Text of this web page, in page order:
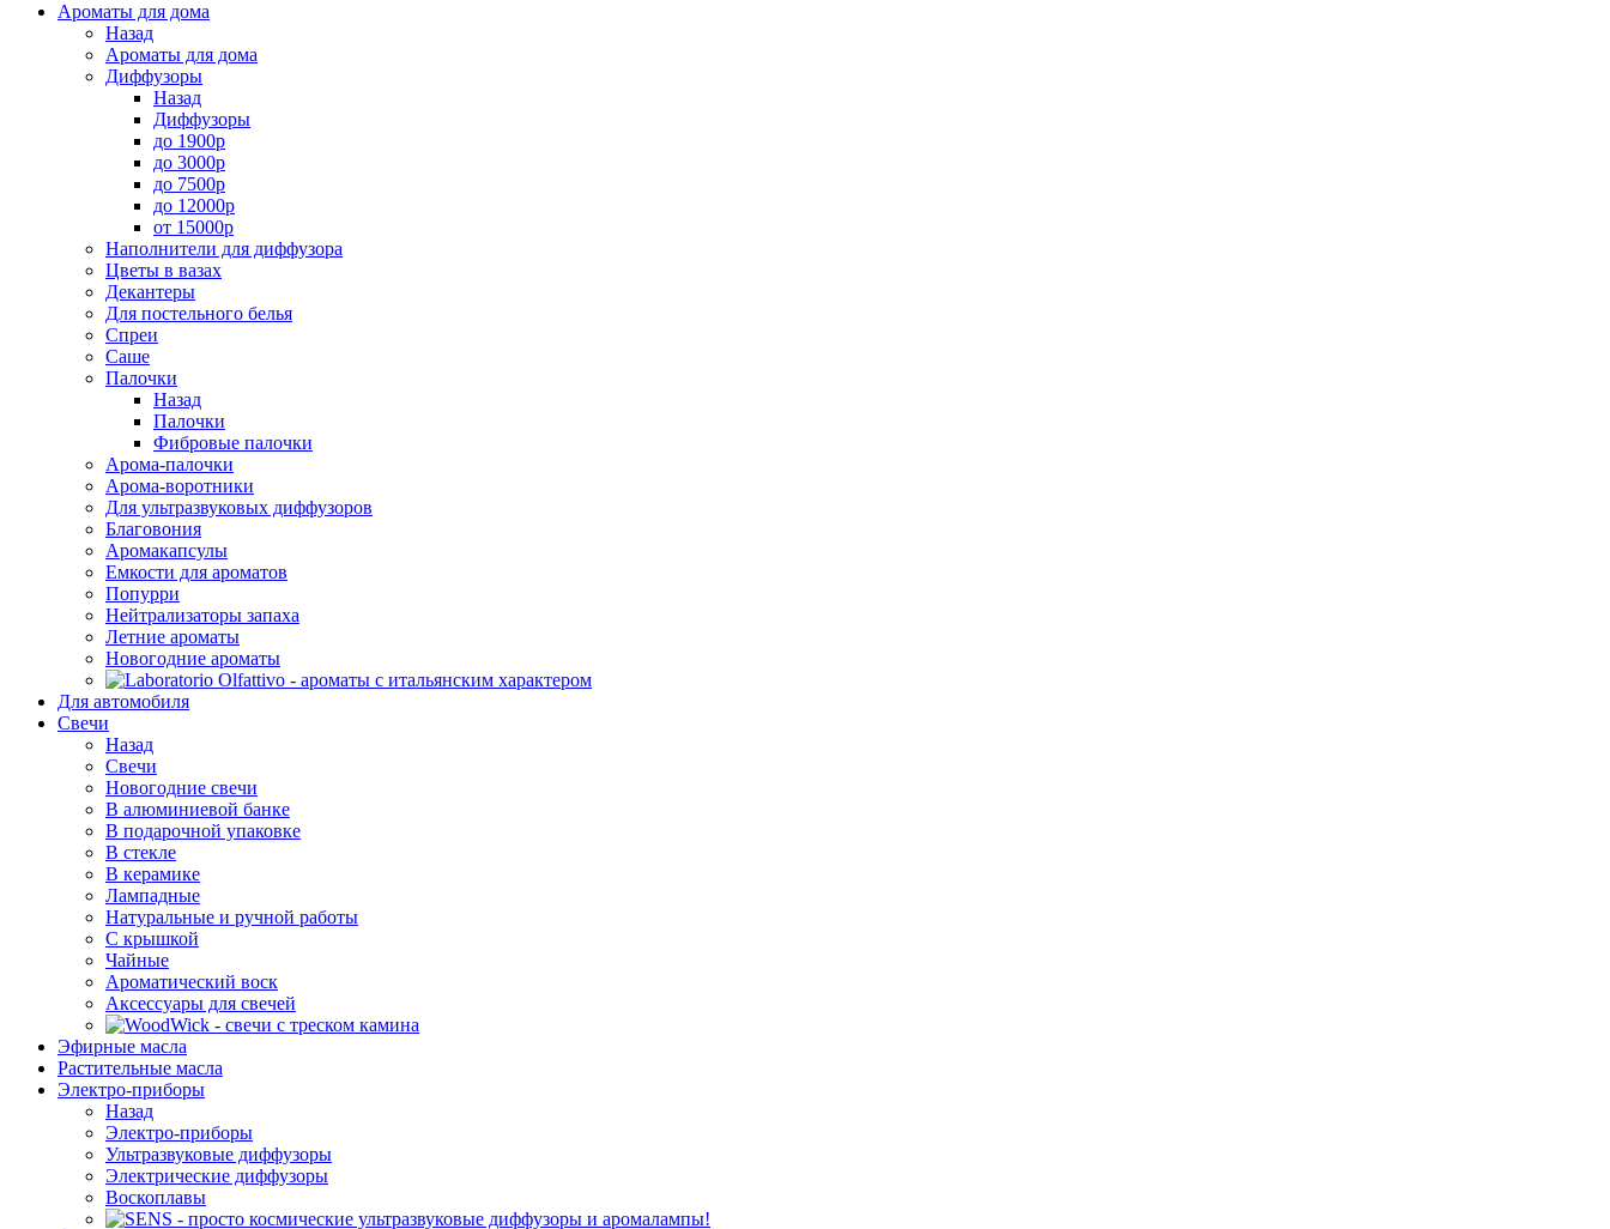
Ароматы для дома
Назад
Ароматы для дома
Диффузоры
Назад
Диффузоры
до 1900р
до 3000р
до 7500р
до 12000р
от 15000р
Наполнители для диффузора
Цветы в вазах
Декантеры
Для постельного белья
Спреи
Саше
Палочки
Назад
Палочки
Фибровые палочки
Арома-палочки
Арома-воротники
Для ультразвуковых диффузоров
Благовония
Аромакапсулы
Емкости для ароматов
Попурри
Нейтрализаторы запаха
Летние ароматы
Новогодние ароматы
Для автомобиля
Свечи
Назад
Свечи
Новогодние свечи
В алюминиевой банке
В подарочной упаковке
В стекле
В керамике
Лампадные
Натуральные и ручной работы
С крышкой
Чайные
Ароматический воск
Аксессуары для свечей
Эфирные масла
Растительные масла
Электро-приборы
Назад
Электро-приборы
Ультразвуковые диффузоры
Электрические диффузоры
Воскоплавы